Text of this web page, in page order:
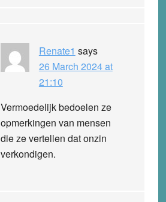
Renate1 says
26 March 2024 at
21:10
Vermoedelijk bedoelen ze
opmerkingen van mensen
die ze vertellen dat onzin
verkondigen.